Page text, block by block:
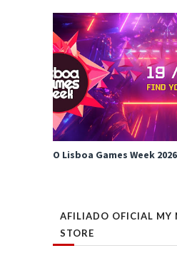
O Lisboa Games Week
AFILIADO OFICIAL MY
STORE